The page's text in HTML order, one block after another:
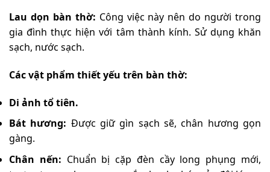
Lau dọn bàn thờ: Công việc này nên do người trong
gia đình thực hiện với tâm thành kính. Sử dụng khăn
sạch, nước sạch.
Các vật phẩm thiết yếu trên bàn thờ:
Di ảnh tổ tiên.
Bát hương: Được giữ gìn sạch sẽ, chân hương gọn
gàng.
Chân nến: Chuẩn bị cặp đèn cầy long phụng mới,